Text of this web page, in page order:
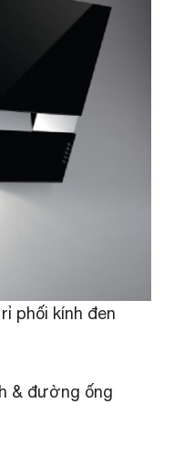
phối kính đen
& đường ống